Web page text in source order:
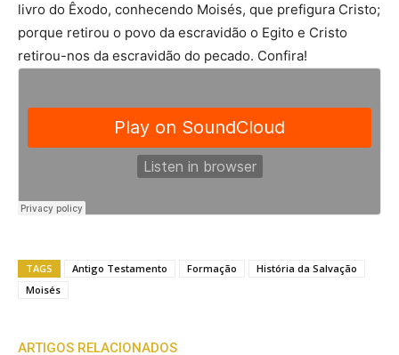
livro do Êxodo, conhecendo Moisés, que prefigura Cristo;
porque retirou o povo da escravidão o Egito e Cristo
retirou-nos da escravidão do pecado. Confira!
TAGS Antigo Testamento Formação
História da Salvação
Moisés
ARTIGOS RELACIONADOS